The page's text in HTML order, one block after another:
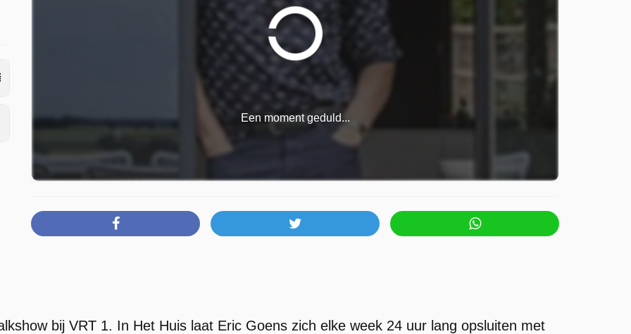
Een moment geduld...
bij VRT 1. In Het Huis laat Eric Goens zich elke week 24 uur lang opsluiten met